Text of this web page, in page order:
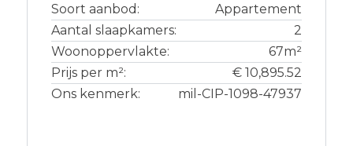
Soort aanbod:
Appartement
Aantal slaapkamers:
2
Woonoppervlakte:
67m²
Prijs per m²:
€ 10,895.52
Ons kenmerk:
mil-CIP-1098-47937